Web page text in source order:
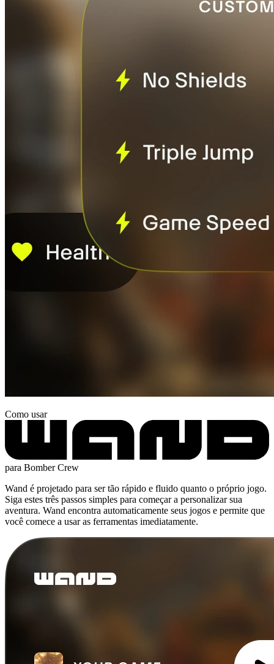
Como usar
para Bomber Crew
Wand é projetado para ser tão rápido e fluido quanto o próprio jogo.
Siga estes três passos simples para começar a personalizar sua
aventura. Wand encontra automaticamente seus jogos e permite que
você comece a usar as ferramentas imediatamente.